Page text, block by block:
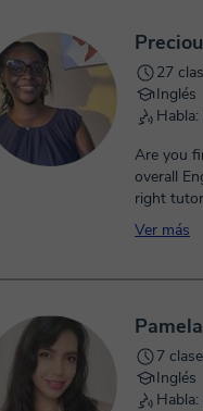
27
Inglés
Are you
overall
right
Ver más
Pamela
7
Inglés